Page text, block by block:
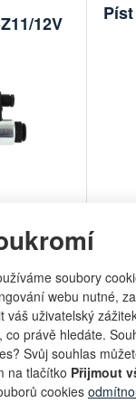
soubory
webu nutné,
váš uživatelský
co právě hledáte.
Svůj souhlas
na tlačítko Přijmout
cookies
12V
Kč
Kč bez DPH
košíku
1 ks